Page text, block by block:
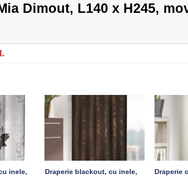
Dimout, L140 x H245,
inele,
Draperie blackout, cu inele,
Draperie